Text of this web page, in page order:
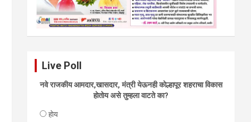
Live Poll
नवे राजकीय आमदार,खासदार, मंत्री येऊनही काेल्हापूर शहराचा विकास
हाेताेय असे तुम्हला वाटते का?
हाेय